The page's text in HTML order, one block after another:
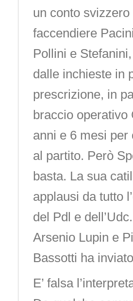
un conto
faccendiere
Pollini e
dalle inchieste in
prescrizione, in
braccio operativo
anni e 6 mesi
al partito. Però
basta. La sua
applausi da tutto
del Pdl e
Arsenio Lupin e
Bassotti ha
E’ falsa